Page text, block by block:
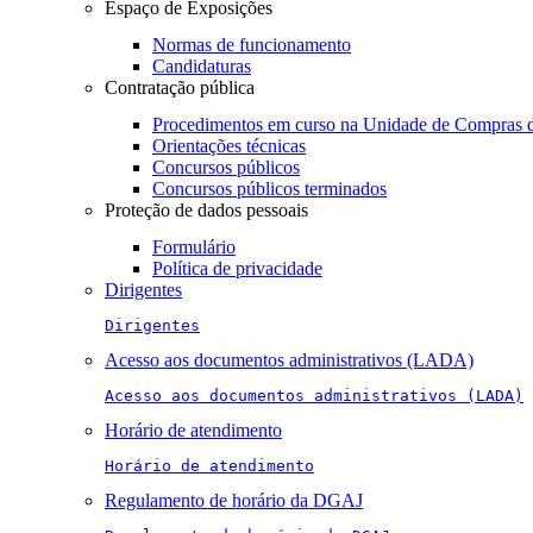
Espaço de Exposições
Normas de funcionamento
Candidaturas
Contratação pública
Procedimentos em curso na Unidade de Compras
Orientações técnicas
Concursos públicos
Concursos públicos terminados
Proteção de dados pessoais
Formulário
Política de privacidade
Dirigentes
Dirigentes
Acesso aos documentos administrativos (LADA)
Acesso aos documentos administrativos (LADA)
Horário de atendimento
Horário de atendimento
Regulamento de horário da DGAJ